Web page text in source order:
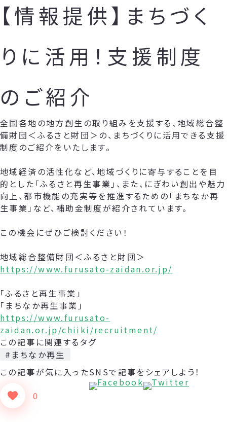
【情報提供】まちづく
りに活用！支援制度
のご紹介
全国各地の地方創生の取り組みを支援する、地域総合整
備財団＜ふるさと財団＞の、まちづくりに活用できる支援
制度のご紹介をいたします。
地域経済の活性化など、地域づくりに寄与することを目
的とした「ふるさと再生事業」、また、にぎわい創出や魅力
向上、都市機能の充実等を推進するための「まちなか再
生事業」など、補助金制度が紹介されています。
この機会にぜひご検討ください！
地域総合整備財団＜ふるさと財団＞
https://www.furusato-zaidan.or.jp/
「ふるさと再生事業」
「まちなか再生事業」
https://www.furusato-
zaidan.or.jp/chiiki/recruitment/
この記事に関連するタグ
#まちなか再生
この記事が気に入った
0
SNSで記事をシェアしよう！